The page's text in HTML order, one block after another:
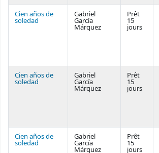
Cien años de
soledad
Gabriel
García
Márquez
Prêt
15
jours
Cien años de
soledad
Gabriel
García
Márquez
Prêt
15
jours
Cien años de
soledad
Gabriel
García
Márquez
Prêt
15
jours